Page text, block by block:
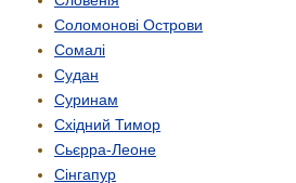
Соломонові Острови
Сомалі
Судан
Суринам
Східний Тимор
Сьєрра-Леоне
Сінгапур